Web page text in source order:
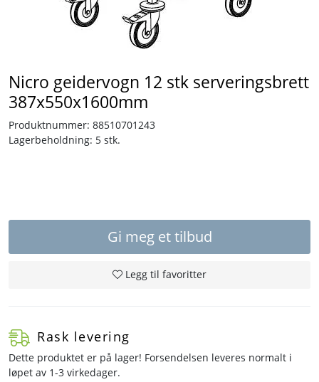
Nicro geidervogn 12 stk serveringsbrett
387x550x1600mm
Produktnummer: 88510701243
Lagerbeholdning: 5 stk.
Gi meg et tilbud
Legg til favoritter
Rask levering
Dette produktet er på lager! Forsendelsen leveres normalt i
løpet av 1-3 virkedager.